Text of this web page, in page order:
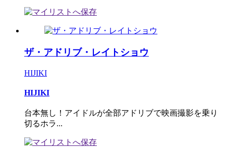
ザ・アドリブ・レイトショウ
HIJIKI
HIJIKI
台本無し！アイドルが全部アドリブで映画撮影を乗り
切るホラ...